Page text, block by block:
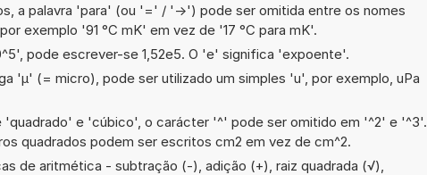
a palavra 'para' (ou '=' / '->') pode ser omitida entre os nomes
exemplo '91 °C mK' em vez de '17 °C para mK'.
pode escrever-se 1,52e5. O 'e' significa 'expoente'.
'µ' (= micro), pode ser utilizado um simples 'u', por exemplo, uPa
'quadrado' e 'cúbico', o carácter '^' pode ser omitido em '^2' e '^3'.
quadrados podem ser escritos cm2 em vez de cm^2.
de aritmética - subtração (-), adição (+), raiz quadrada (√),